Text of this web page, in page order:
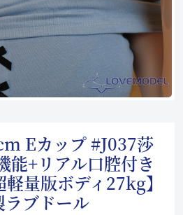
Eカップ #J037莎
能+リアル口腔付き
軽量版ボディ27kg】
ラブドール